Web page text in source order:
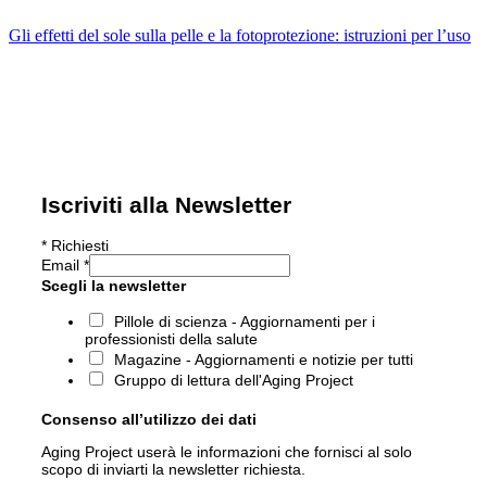
Gli effetti del sole sulla pelle e la fotoprotezione: istruzioni per l’uso
Iscriviti alla Newsletter
* Richiesti
Email *
Scegli la newsletter
Pillole di scienza - Aggiornamenti per i
professionisti della salute
Magazine - Aggiornamenti e notizie per tutti
Gruppo di lettura dell'Aging Project
Consenso all’utilizzo dei dati
Aging Project userà le informazioni che fornisci al solo
scopo di inviarti la newsletter richiesta.